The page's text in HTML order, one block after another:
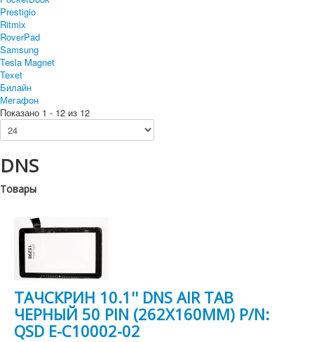
Prestigio
Ritmix
RoverPad
Samsung
Tesla Magnet
Texet
Билайн
Мегафон
Показано 1 - 12 из 12
DNS
Товары
ТАЧСКРИН 10.1'' DNS AIR TAB
ЧЕРНЫЙ 50 PIN (262X160MM) P/N:
QSD E-C10002-02